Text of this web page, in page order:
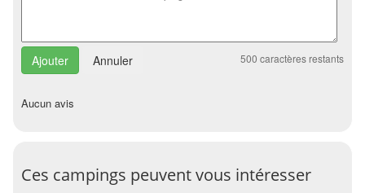
Annuler 500 caractères restants
Aucun avis
Ces campings peuvent vous intéresser